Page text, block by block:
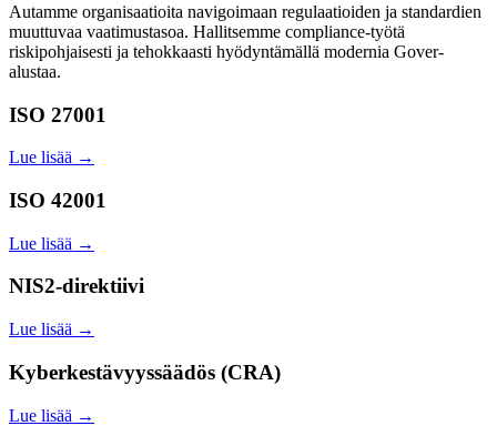
Autamme organisaatioita navigoimaan regulaatioiden ja standardien
muuttuvaa vaatimustasoa. Hallitsemme compliance-työtä
riskipohjaisesti ja tehokkaasti hyödyntämällä modernia Gover-
alustaa.
ISO 27001
Lue lisää →
ISO 42001
Lue lisää →
NIS2-direktiivi
Lue lisää →
Kyberkestävyyssäädös (CRA)
Lue lisää →